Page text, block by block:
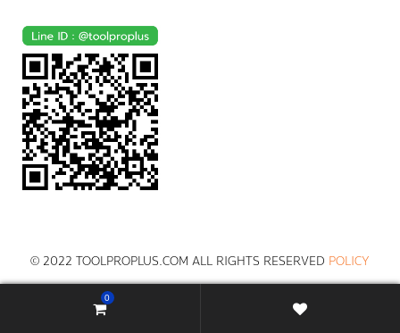
© 2022 TOOLPROPLUS.COM ALL RIGHTS RESERVED POLICY
0